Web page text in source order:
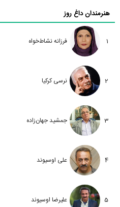
هنرمندان داغ روز
1 فرزانه نشاط‌خواه
2 نرسی کرکیا
3 جمشید جهان‌زاده
4 علی اوسیوند
5 علیرضا اوسیوند